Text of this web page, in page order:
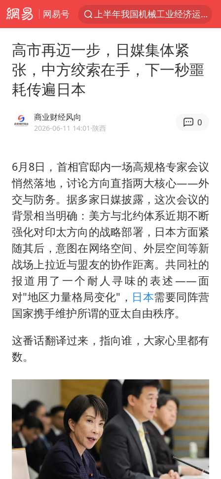
网易号
上半年我国机械工业经济运行稳中有进
泰国枪击案凶手先杀祖父母后行凶
东航新规：提前14天可免费退改签
四川宜宾地震网友称睡觉被摇醒
曝美拒绝乌增购“爱国者”导弹请求
陕西省委书记赶赴柞水县杏坪镇
女孩摆摊卖菌子时收到北大通知书
改名后的“青海拉面”店
命案逃犯躲进深山21年活得像野人
广岛核爆81周年央视播《奥本海默》
全球百万人“花钱干农活”
东方之约 相约未来
高市再迈一步，日媒集体紧
张，中方绞索在手，下一秒噩
耗传遍日本
商业财经风向
2026-06-11 14:01 ·陕西
0
6月8日，首相官邸内一场高规格专家会议
悄然落地，讨论方向直指两大核心——外
交与防务。据多家日媒披露，这次会议的
背景相当明确：美方与北约体系近期不断
强化对印太方向的战略部署，日本方面紧
随其后，意图在网络空间、外层空间等新
战场上拉近与盟友的协作距离。共同社的
报道用了一个耐人寻味的表述——面
对"地区力量格局变化"， 日本需要同阵营
国家携手维护所谓的亚太自由秩序。
这番话翻译过来，指向谁，大家心里都有
数。